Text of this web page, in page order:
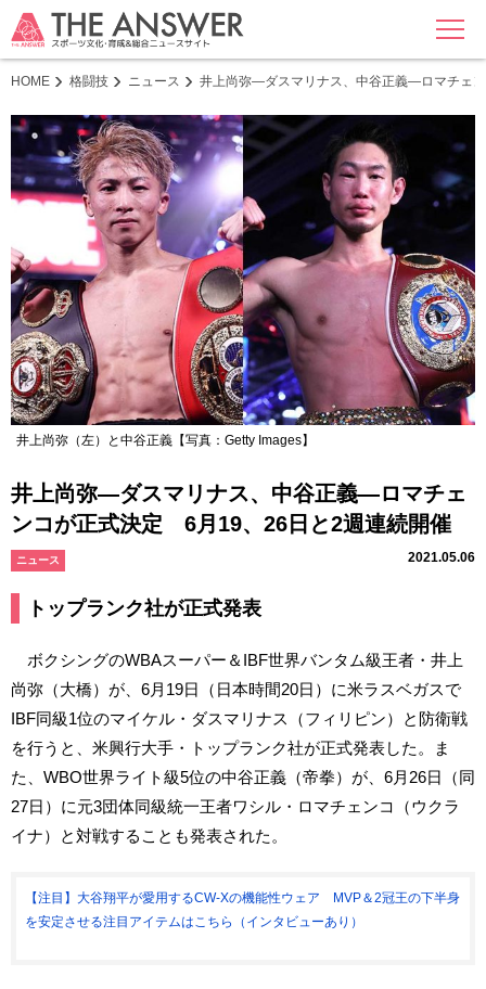
MENU
HOME 格闘技 ニュース 井上尚弥―ダスマリナス、中谷正義―ロマチェ
井上尚弥（左）と中谷正義【写真：Getty Images】
井上尚弥―ダスマリナス、中谷正義―ロマチェ
ンコが正式決定 6月19、26日と2週連続開催
ニュース 2021.05.06
トップランク社が正式発表
ボクシングのWBAスーパー＆IBF世界バンタム級王者・井上
尚弥（大橋）が、6月19日（日本時間20日）に米ラスベガスで
IBF同級1位のマイケル・ダスマリナス（フィリピン）と防衛戦
を行うと、米興行大手・トップランク社が正式発表した。ま
た、WBO世界ライト級5位の中谷正義（帝拳）が、6月26日（同
27日）に元3団体同級統一王者ワシル・ロマチェンコ（ウクラ
イナ）と対戦することも発表された。
【注目】大谷翔平が愛用するCW-Xの機能性ウェア MVP＆2冠王の下半身
を安定させる注目アイテムはこちら（インタビューあり）